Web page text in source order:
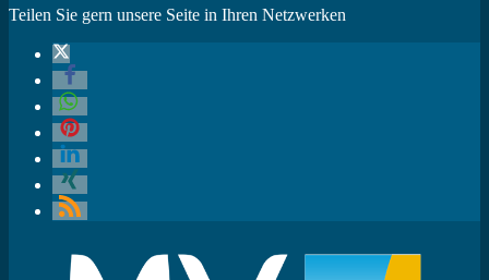
Teilen Sie gern unsere Seite in Ihren Netzwerken